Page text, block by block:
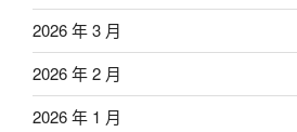
2026 年 3 月
2026 年 2 月
2026 年 1 月